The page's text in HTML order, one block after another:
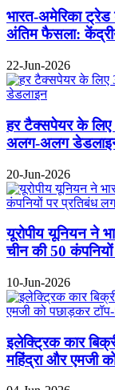
भारत-अमेरिका
अंतिम फैसला:
22-Jun-2026
हर टैक्सपेयर के लिए
अलग-अलग
20-Jun-2026
यूरोपीय यूनियन ने
चीन की 50
10-Jun-2026
इलेक्ट्रिक कार
महिंद्रा और एमजी